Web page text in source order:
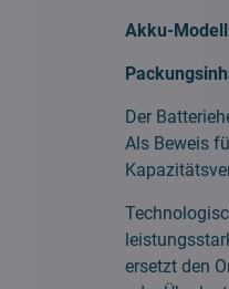
Akku-
Der
Als Beweis
ersetzt den